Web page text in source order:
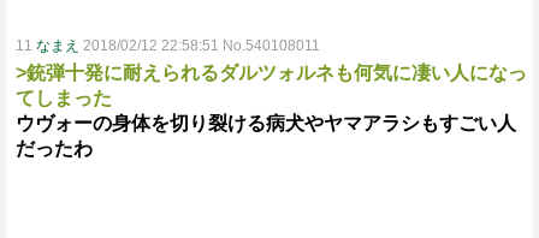
11 なまえ 2018/02/12 22:58:51 No.540108011
>銃弾十発に耐えられるダルツォルネも何気に凄い人になっ
てしまった
ウヴォーの身体を切り裂ける病犬やヤマアラシもすごい人
だったわ